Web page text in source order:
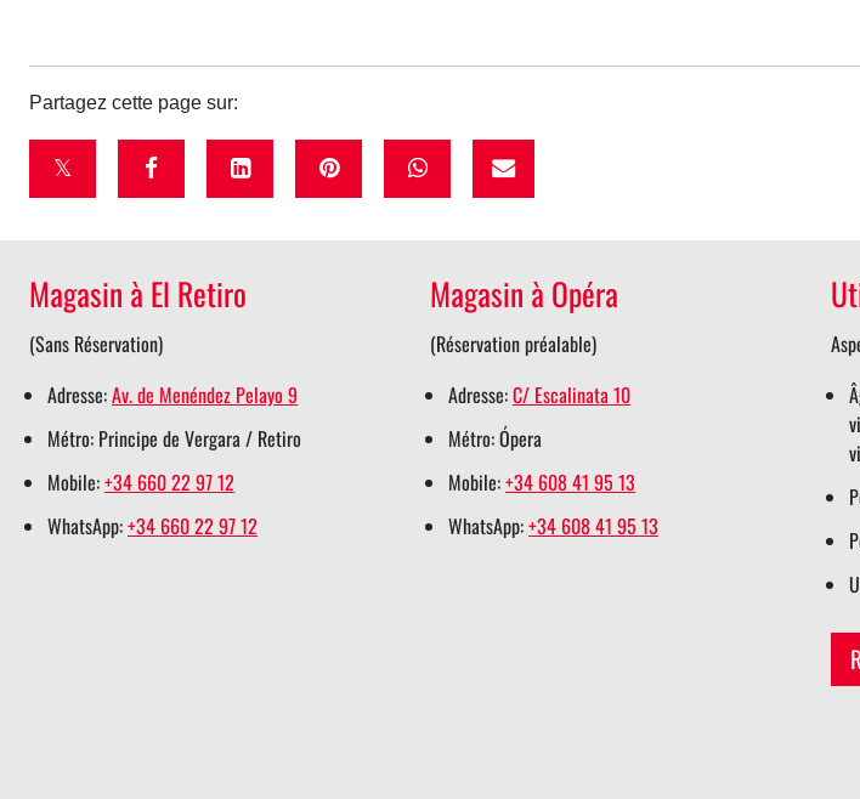
Partagez cette page sur:
w
t
r
s
h
a
f
a
e
o
o
k
s
h
l
i
i
n
h
p
i
w
h
t
a
p
p
s
Magasin à El Retiro
(Sans Réservation)
Adresse:Av. de Menéndez Pelayo 9
Métro: Principe de Vergara / Retiro
Mobile:+34 660 22 97 12
WhatsApp:+34 660 22 97 12
Magasin à Opéra
(Réservation préalable)
Adresse:C/ Escalinata 10
Métro: Ópera
Mobile:+34 608 41 95 13
WhatsApp:+34 608 41 95 13